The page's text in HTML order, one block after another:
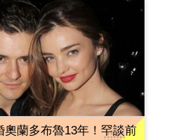
奧蘭多布魯13年！罕談前